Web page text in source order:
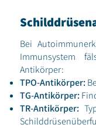
Bei
Immunsystem
Antikörper:
TPO-Antikörper:
TG-Antikörper:
TR-Antikörper: